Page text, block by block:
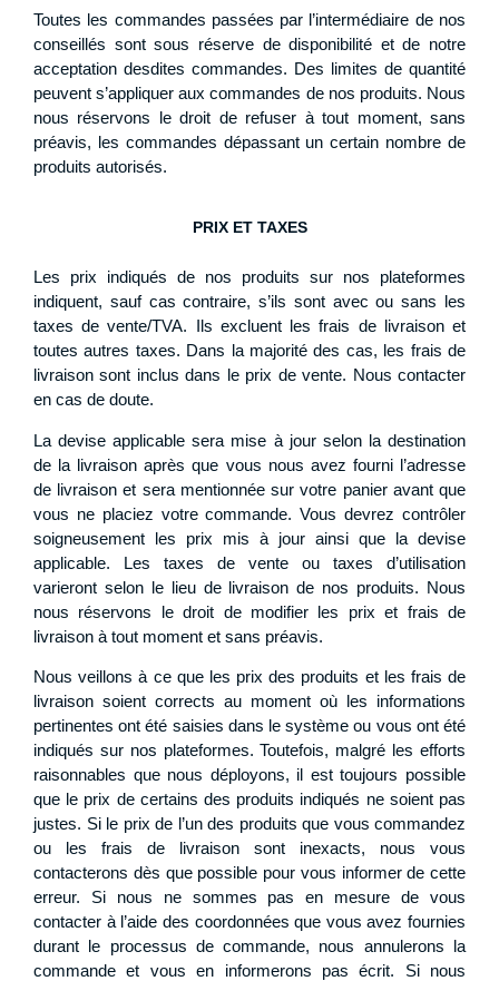
Toutes les commandes passées par l’intermédiaire de nos
conseillés sont sous réserve de disponibilité et de notre
acceptation desdites commandes. Des limites de quantité
peuvent s’appliquer aux commandes de nos produits. Nous
nous réservons le droit de refuser à tout moment, sans
préavis, les commandes dépassant un certain nombre de
produits autorisés.
PRIX ET TAXES
Les prix indiqués de nos produits sur nos plateformes
indiquent, sauf cas contraire, s’ils sont avec ou sans les
taxes de vente/TVA. Ils excluent les frais de livraison et
toutes autres taxes. Dans la majorité des cas, les frais de
livraison sont inclus dans le prix de vente. Nous contacter
en cas de doute.
La devise applicable sera mise à jour selon la destination
de la livraison après que vous nous avez fourni l’adresse
de livraison et sera mentionnée sur votre panier avant que
vous ne placiez votre commande. Vous devrez contrôler
soigneusement les prix mis à jour ainsi que la devise
applicable. Les taxes de vente ou taxes d’utilisation
varieront selon le lieu de livraison de nos produits. Nous
nous réservons le droit de modifier les prix et frais de
livraison à tout moment et sans préavis.
Nous veillons à ce que les prix des produits et les frais de
livraison soient corrects au moment où les informations
pertinentes ont été saisies dans le système ou vous ont été
indiqués sur nos plateformes. Toutefois, malgré les efforts
raisonnables que nous déployons, il est toujours possible
que le prix de certains des produits indiqués ne soient pas
justes. Si le prix de l’un des produits que vous commandez
ou les frais de livraison sont inexacts, nous vous
contacterons dès que possible pour vous informer de cette
erreur. Si nous ne sommes pas en mesure de vous
contacter à l’aide des coordonnées que vous avez fournies
durant le processus de commande, nous annulerons la
commande et vous en informerons pas écrit. Si nous